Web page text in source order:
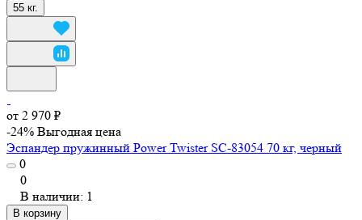
55 кг.
от 2 970 ₽
-24% Выгодная цена
Эспандер пружинный Power Twister SC-83054 70 кг, черный
0
0
В наличии: 1
В корзину